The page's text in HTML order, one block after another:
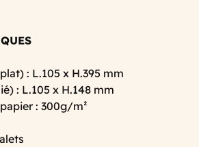
: L.105 x H.395 mm
: L.105 x H.148 mm
: 300g/m²